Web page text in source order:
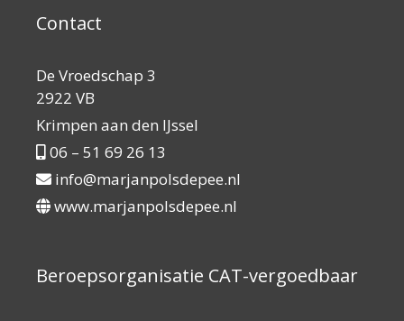
Contact
De Vroedschap 3
2922 VB
Krimpen aan den IJssel
06 – 51 69 26 13
info@marjanpolsdepee.nl
www.marjanpolsdepee.nl
Beroepsorganisatie CAT-vergoedbaar